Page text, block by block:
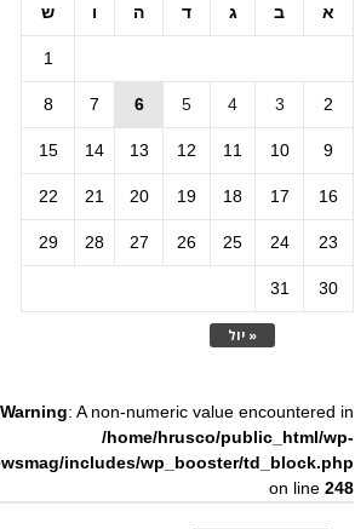
א ב ג ד ה ו ש
« יול
1
2
3
4
5
6
7
8
9
10
11
12
13
14
15
16
17
18
19
20
21
22
23
24
25
26
27
28
29
30
31
Warning: A non-numeric value encountered in
/home/hrusco/public_html/wp-
includes/wp_booster/td_block.php
on line248